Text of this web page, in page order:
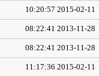
2015-02-11 10:20:57
2013-11-28 08:22:41
2013-11-28 08:22:41
2015-02-11 11:17:36